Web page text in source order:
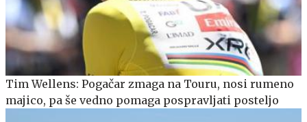
Tim Wellens: Pogačar zmaga na Touru, nosi rumeno
majico, pa še vedno pomaga pospravljati posteljo